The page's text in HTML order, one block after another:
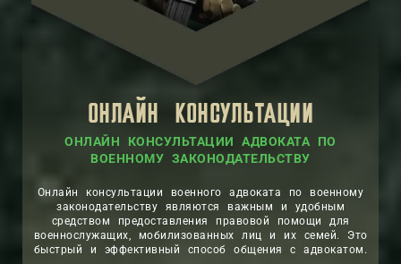
ОНЛАЙН КОНСУЛЬТАЦИИ
ОНЛАЙН КОНСУЛЬТАЦИИ АДВОКАТА ПО
ВОЕННОМУ ЗАКОНОДАТЕЛЬСТВУ
Онлайн консультации военного адвоката по военному
законодательству являются важным и удобным
средством предоставления правовой помощи для
военнослужащих, мобилизованных лиц и их семей. Это
быстрый и эффективный способ общения с адвокатом.